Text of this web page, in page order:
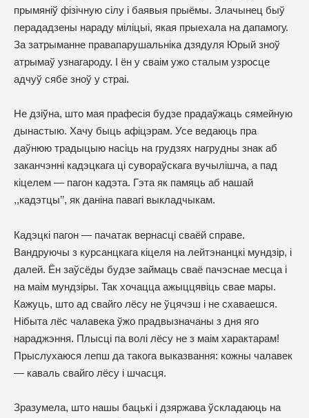
прымяніў фізічную сілу і баявыя прыёмы. Злачынец быў
перададзены нараду міліцыі, якая прыехала на дапамогу.
За затрыманне правапарушальніка дзядуля Юрый зноў
атрымаў узнагароду. І ён у сваім ужо сталым узросце
адчуў сябе зноў у страі.
Не дзіўна, што мая прафесія будзе прадаўжаць сямейную
дынастыю. Хачу быць афіцэрам. Усе ведаюць пра
даўнюю традыцыю насіць на грудзях нагрудны знак аб
заканчэнні кадэцкага ці сувораўскага вучылішча, а пад
кіцелем — пагон кадэта. Гэта як памяць аб нашай
,,кадэтцы’’, як даніна павагі выкладчыкам.
Кадэцкі пагон — пачатак вернасці сваёй справе.
Вандруючы з курсанцкага кіцеля на лейтэнанцкі мундзір, і
далей. Ён заўсёды будзе займаць сваё пачэснае месца і
на маім мундзіры. Так хочацца ажыццявіць свае мары.
Кажуць, што ад свайго лёсу не ўцячэш і не схаваешся.
Нібыта лёс чалавека ўжо прадвызначаны з дня яго
нараджэння. Плысці па волі лёсу не з маім характарам!
Прыслухаюся лепш да такога выказвання: кожны чалавек
— каваль свайго лёсу і шчасця.
Зразумела, што нашы бацькі і дзяржава ўскладаюць на